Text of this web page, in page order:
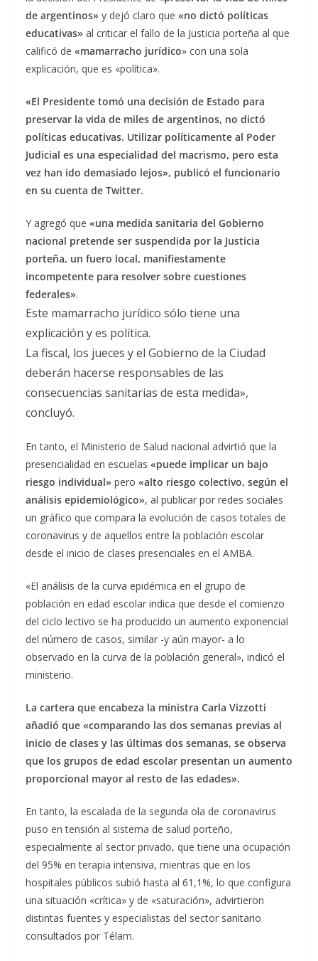
de argentinos» y dejó claro que «no dictó políticas
educativas» al criticar el fallo de la Justicia porteña al que
calificó de «mamarracho jurídico» con una sola
explicación, que es «política».
«El Presidente tomó una decisión de Estado para
preservar la vida de miles de argentinos, no dictó
políticas educativas. Utilizar políticamente al Poder
Judicial es una especialidad del macrismo, pero esta
vez han ido demasiado lejos», publicó el funcionario
en su cuenta de Twitter.
Y agregó que «una medida sanitaria del Gobierno
nacional pretende ser suspendida por la Justicia
porteña, un fuero local, manifiestamente
incompetente para resolver sobre cuestiones
federales».
Este mamarracho jurídico sólo tiene una
explicación y es política.
La fiscal, los jueces y el Gobierno de la Ciudad
deberán hacerse responsables de las
consecuencias sanitarias de esta medida»,
concluyó.
En tanto, el Ministerio de Salud nacional advirtió que la
presencialidad en escuelas «puede implicar un bajo
riesgo individual» pero «alto riesgo colectivo, según el
análisis epidemiológico», al publicar por redes sociales
un gráfico que compara la evolución de casos totales de
coronavirus y de aquellos entre la población escolar
desde el inicio de clases presenciales en el AMBA.
«El análisis de la curva epidémica en el grupo de
población en edad escolar indica que desde el comienzo
del ciclo lectivo se ha producido un aumento exponencial
del número de casos, similar -y aún mayor- a lo
observado en la curva de la población general», indicó el
ministerio.
La cartera que encabeza la ministra Carla Vizzotti
añadió que «comparando las dos semanas previas al
inicio de clases y las últimas dos semanas, se observa
que los grupos de edad escolar presentan un aumento
proporcional mayor al resto de las edades».
En tanto, la escalada de la segunda ola de coronavirus
puso en tensión al sistema de salud porteño,
especialmente al sector privado, que tiene una ocupación
del 95% en terapia intensiva, mientras que en los
hospitales públicos subió hasta al 61,1%, lo que configura
una situación «crítica» y de «saturación», advirtieron
distintas fuentes y especialistas del sector sanitario
consultados por Télam.